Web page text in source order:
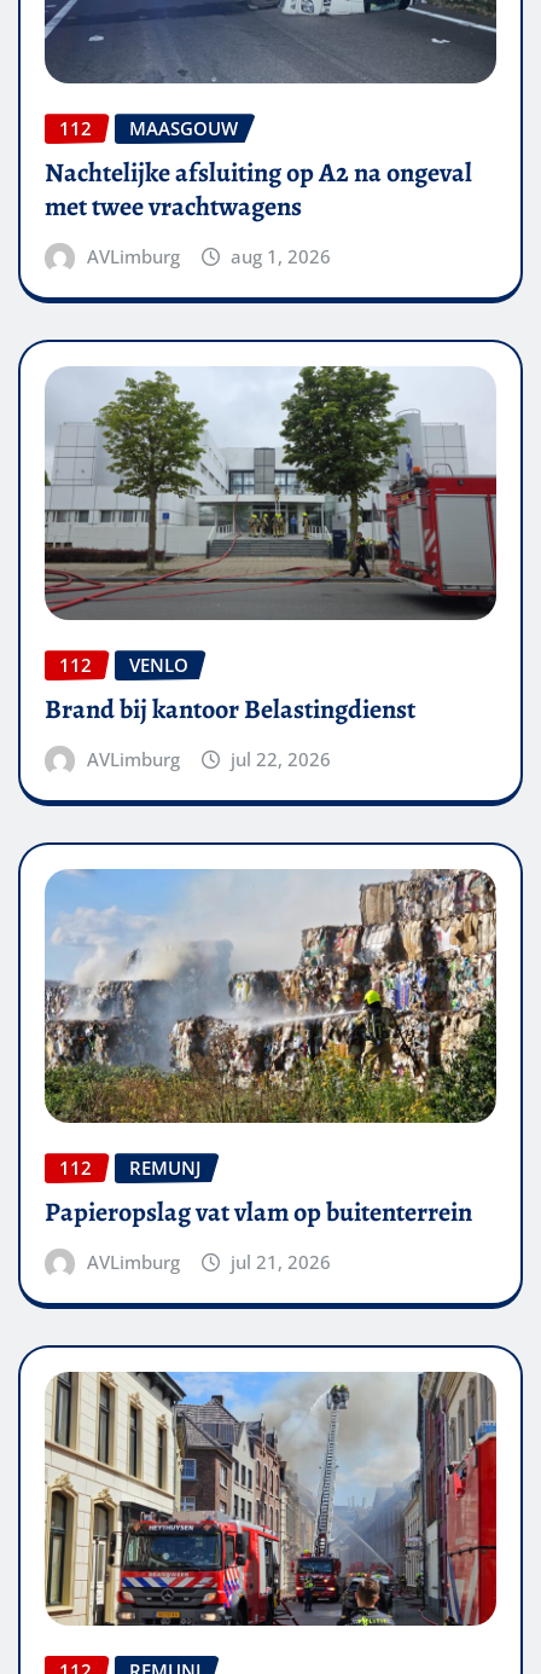
112 MAASGOUW
Nachtelijke afsluiting op A2 na ongeval
met twee vrachtwagens
AVLimburg aug 1, 2026
112 VENLO
Brand bij kantoor Belastingdienst
AVLimburg jul 22, 2026
112 REMUNJ
Papieropslag vat vlam op buitenterrein
AVLimburg jul 21, 2026